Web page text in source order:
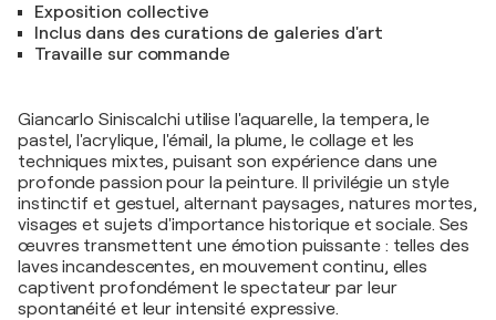
Exposition collective
Inclus dans des curations de galeries d'art
Travaille sur commande
Giancarlo Siniscalchi utilise l'aquarelle, la tempera, le
pastel, l'acrylique, l'émail, la plume, le collage et les
techniques mixtes, puisant son expérience dans une
profonde passion pour la peinture. Il privilégie un style
instinctif et gestuel, alternant paysages, natures mortes,
visages et sujets d'importance historique et sociale. Ses
œuvres transmettent une émotion puissante : telles des
laves incandescentes, en mouvement continu, elles
captivent profondément le spectateur par leur
spontanéité et leur intensité expressive.